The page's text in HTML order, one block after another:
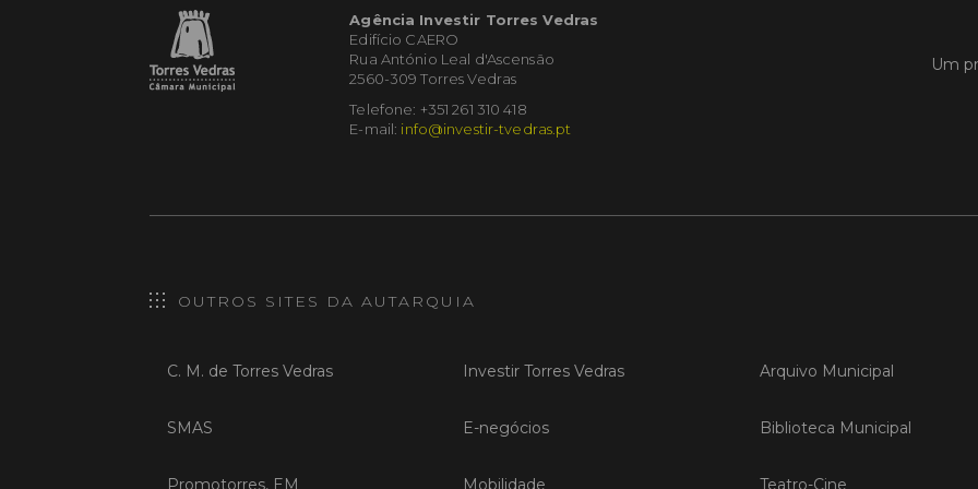
Agência Investir Torres Vedras
Edifício CAERO
Rua António Leal d'Ascensão
2560-309 Torres Vedras
Telefone: +351 261 310 418
E-mail: info@investir-tvedras.pt
Um
OUTROS SITES DA AUTARQUIA
C. M. de Torres Vedras
SMAS
Promotorres, EM
Investir Torres Vedras
E-negócios
Mobilidade
Arquivo Municipal
Biblioteca Municipal
Teatro-Cine